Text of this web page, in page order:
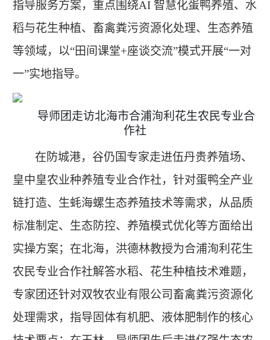
指导服务方案，重点围绕AI 智慧化蛋鸭养殖、水
稻与花生种植、畜禽粪污资源化处理、生态养殖
等领域，以“田间课堂+座谈交流”模式开展“一对
一”实地指导。
导师团走访北海市合浦洵利花生农民专业合
作社
在防城港，谷仍国专家走进伍丹贵养殖场、
皇中皇农业种养殖专业合作社，针对蛋鸭全产业
链打造、生蚝海螺生态养殖技术等需求，从品质
标准制定、生态防控、养殖模式优化等方面给出
实操方案；在北海，洪德林教授为合浦洵利花生
农民专业合作社解答水稻、花生种植技术难题，
专家团还针对双牧农业有限公司畜禽粪污资源化
处理需求，指导固体有机肥、液体肥制作的核心